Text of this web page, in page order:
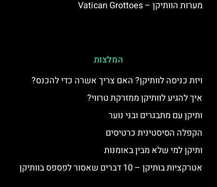
מערות הוותיקן – Vatican Grottoes
המלצות
ויזת כניסה לוותיקן? האם צריך אשרה כדי להכנס?
איך להגיע לוותיקן ממזרקת טרווי?
ותיקן עם מתבגרים ובני נוער
הקפלה הסיסטינית כרטיסים
ותיקן למי שלא מבין באומנות
אטרקציות בותיקן – 10 דברים שאסור לפספס בוותיקן